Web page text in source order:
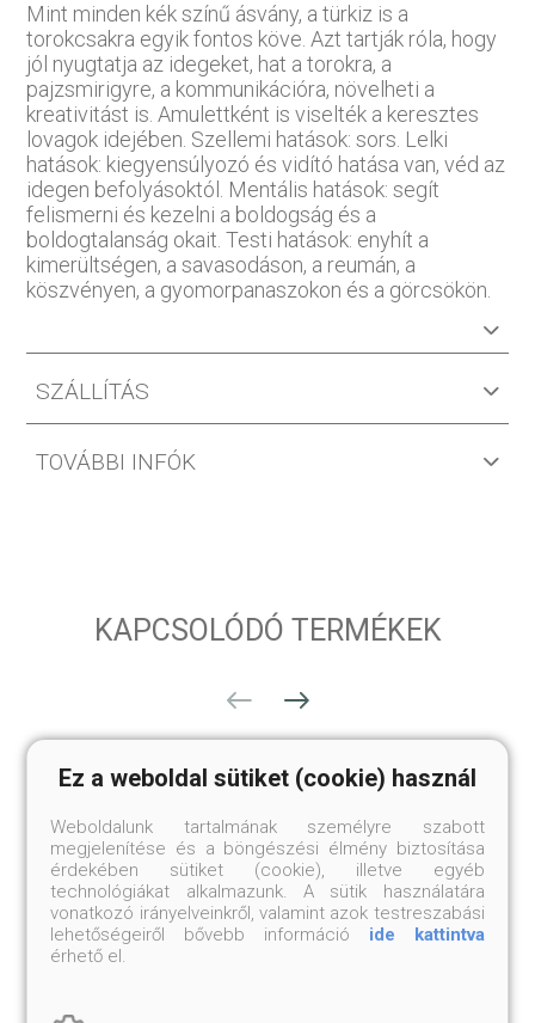
Mint minden kék színű ásvány, a türkiz is a
torokcsakra egyik fontos köve. Azt tartják róla, hogy
jól nyugtatja az idegeket, hat a torokra, a
pajzsmirigyre, a kommunikációra, növelheti a
kreativitást is. Amulettként is viselték a keresztes
lovagok idejében. Szellemi hatások: sors. Lelki
hatások: kiegyensúlyozó és vidító hatása van, véd az
idegen befolyásoktól. Mentális hatások: segít
felismerni és kezelni a boldogság és a
boldogtalanság okait. Testi hatások: enyhít a
kimerültségen, a savasodáson, a reumán, a
köszvényen, a gyomorpanaszokon és a görcsökön.
SZÁLLÍTÁS
TOVÁBBI INFÓK
KAPCSOLÓDÓ TERMÉKEK
Ez a weboldal sütiket (cookie) használ
Weboldalunk tartalmának személyre szabott
megjelenítése és a böngészési élmény biztosítása
érdekében sütiket (cookie), illetve egyéb
technológiákat alkalmazunk. A sütik használatára
vonatkozó irányelveinkről, valamint azok testreszabási
lehetőségeiről bővebb információ ide kattintva
érhető el.